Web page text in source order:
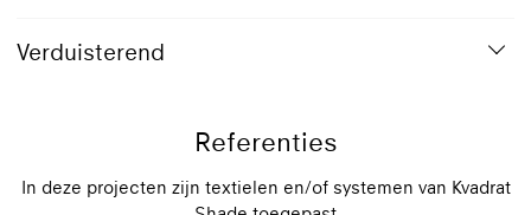
Verduisterend
Referenties
In deze projecten zijn textielen en/of systemen van Kvadrat